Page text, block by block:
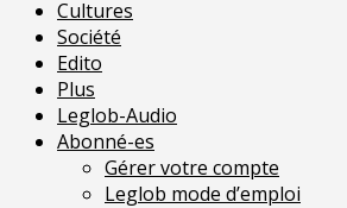
Cultures
Société
Edito
Plus
Leglob-Audio
Abonné-es
Gérer votre compte
Leglob mode d’emploi